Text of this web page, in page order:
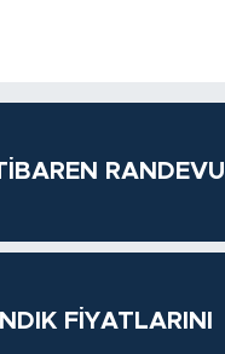
RANDEVU
FİYATLARINI